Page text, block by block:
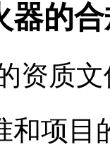
器的
资质
和项目